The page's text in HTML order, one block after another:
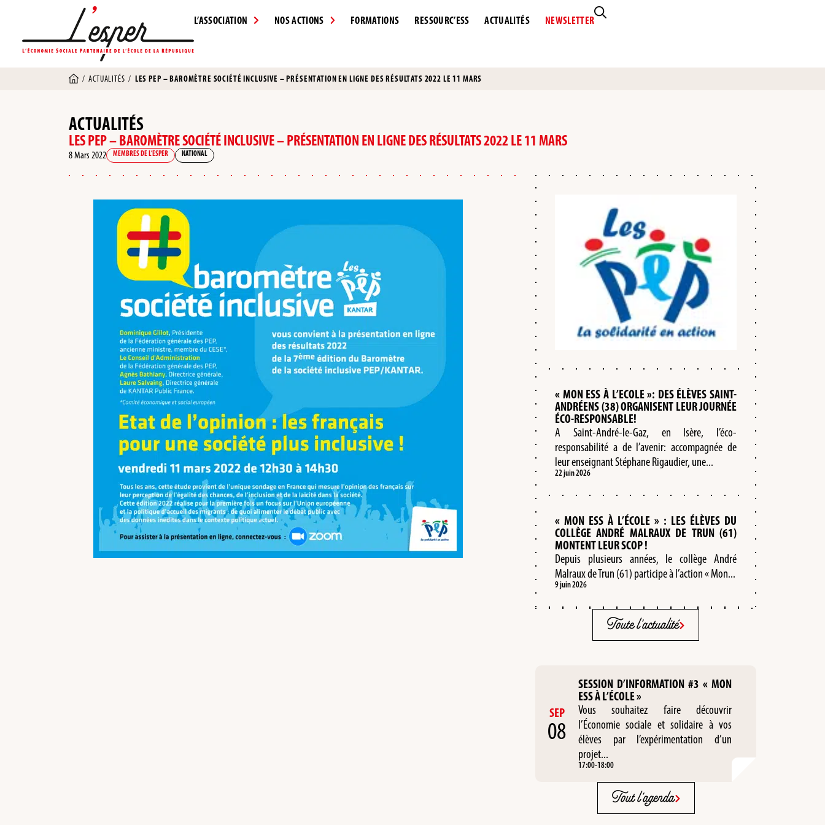
L’ASSOCIATION NOS ACTIONS FORMATIONS RESSOURC’ESS ACTUALITÉS NEWSLETTER
/ACTUALITÉS / LES PEP – BAROMÈTRE SOCIÉTÉ INCLUSIVE – PRÉSENTATION EN LIGNE DES RÉSULTATS 2022 LE 11 MARS
ACTUALITÉS
LES PEP – BAROMÈTRE SOCIÉTÉ INCLUSIVE – PRÉSENTATION EN LIGNE DES RÉSULTATS 2022 LE 11 MARS
8 Mars 2022 MEMBRES DE L’ESPER NATIONAL
« MON ESS À L’ECOLE »: DES ÉLÈVES SAINT-
ANDRÉENS (38) ORGANISENT LEUR JOURNÉE
ÉCO-RESPONSABLE!
A Saint-André-le-Gaz, en Isère, l’éco-
responsabilité a de l’avenir: accompagnée de
leur enseignant Stéphane Rigaudier, une...
22 juin 2026
« MON ESS À L’ÉCOLE » : LES ÉLÈVES DU
COLLÈGE ANDRÉ MALRAUX DE TRUN (61)
MONTENT LEUR SCOP !
Depuis plusieurs années, le collège André
Malraux de Trun (61) participe à l’action « Mon...
9 juin 2026
Toute l'actualité
SEP
08
SESSION D’INFORMATION #3 « MON
ESS À L’ÉCOLE »
Vous souhaitez faire découvrir
l’Économie sociale et solidaire à vos
élèves par l’expérimentation d’un
projet...
17:00-18:00
Tout l'agenda